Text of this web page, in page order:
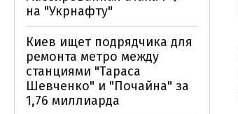
на "Укрнафту"
Киев ищет подрядчика для
ремонта метро между
станциями "Тараса
Шевченко" и "Почайна" за
1,76 миллиарда